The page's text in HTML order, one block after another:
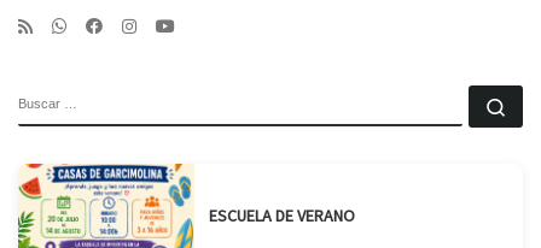
ESCUELA DE VERANO